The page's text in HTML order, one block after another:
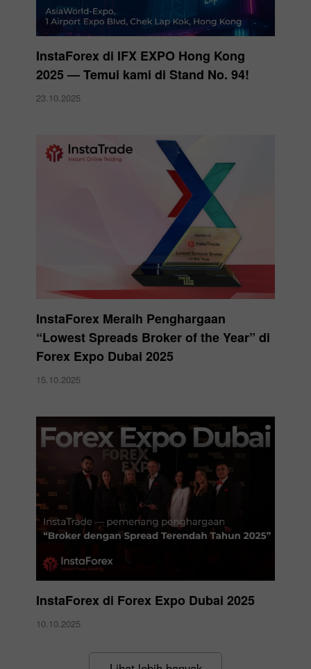
InstaForex di IFX EXPO Hong Kong
2025 — Temui kami di Stand No. 94!
23.10.2025
InstaForex Meraih Penghargaan
“Lowest Spreads Broker of the Year” di
Forex Expo Dubai 2025
15.10.2025
InstaForex di Forex Expo Dubai 2025
10.10.2025